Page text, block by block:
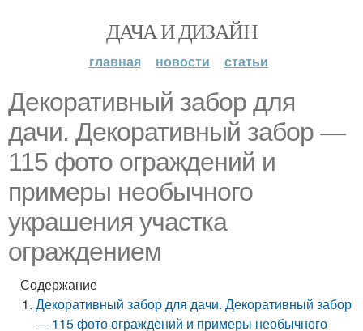
ДАЧА И ДИЗАЙН
главная новости статьи
Декоративный забор для
дачи. Декоративный забор —
115 фото ограждений и
примеры необычного
украшения участка
ограждением
Содержание
Декоративный забор для дачи. Декоративный забор
— 115 фото ограждений и примеры необычного